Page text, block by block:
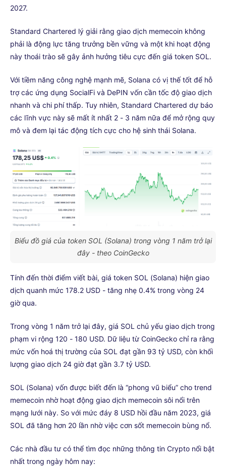
2027.
Standard Chartered lý giải rằng giao dịch memecoin không
phải là động lực tăng trưởng bền vững và một khi hoạt động
này thoái trào sẽ gây ảnh hưởng tiêu cực đến giá token SOL.
Với tiềm năng công nghệ mạnh mẽ, Solana có vị thế tốt để hỗ
trợ các ứng dụng SocialFi và DePIN vốn cần tốc độ giao dịch
nhanh và chi phí thấp. Tuy nhiên, Standard Chartered dự báo
các lĩnh vực này sẽ mất ít nhất 2 - 3 năm nữa để mở rộng quy
mô và đem lại tác động tích cực cho hệ sinh thái Solana.
Biểu đồ giá của token SOL (Solana) trong vòng 1 năm trở lại
đây - theo CoinGecko
Tính đến thời điểm viết bài, giá token SOL (Solana) hiện giao
dịch quanh mức 178.2 USD - tăng nhẹ 0.4% trong vòng 24
giờ qua.
Trong vòng 1 năm trở lại đây, giá SOL chủ yếu giao dịch trong
phạm vi rộng 120 - 180 USD. Dữ liệu từ CoinGecko chỉ ra rằng
mức vốn hoá thị trường của SOL đạt gần 93 tỷ USD, còn khối
lượng giao dịch 24 giờ đạt gần 3.7 tỷ USD.
SOL (Solana) vốn được biết đến là “phong vũ biểu” cho trend
memecoin nhờ hoạt động giao dịch memecoin sôi nổi trên
mạng lưới này. So với mức đáy 8 USD hồi đầu năm 2023, giá
SOL đã tăng hơn 20 lần nhờ việc cơn sốt memecoin bùng nổ.
Các nhà đầu tư có thể tìm đọc những thông tin Crypto nổi bật
nhất trong ngày hôm nay: